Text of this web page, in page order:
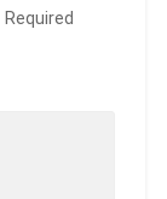
Required